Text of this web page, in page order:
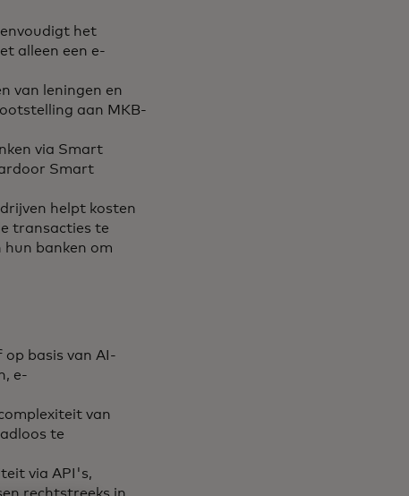
het
alleen een e-
van leningen en
aan MKB-
via Smart
Smart
helpt kosten
transacties te
hun banken om
basis van AI-
e-
van
te
via API's,